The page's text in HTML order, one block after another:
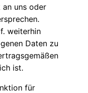
uns oder
weiterhin
Daten zu
ist.
für